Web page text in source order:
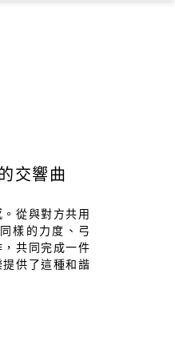
交響曲
從與對方共用
樣的力度、弓
共同完成一件
供了這種和諧